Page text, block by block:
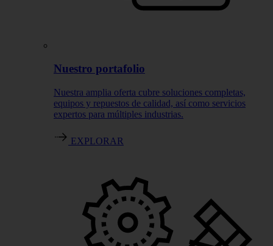
Nuestro portafolio
Nuestra amplia oferta cubre soluciones completas,
equipos y repuestos de calidad, así como servicios
expertos para múltiples industrias.
EXPLORAR